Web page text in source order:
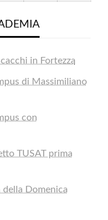
2026
in Fortezza
di Massimiliano
con
TUSAT prima
della Domenica